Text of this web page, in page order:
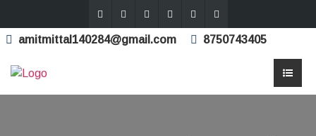
amitmittal140284@gmail.com 8750743405